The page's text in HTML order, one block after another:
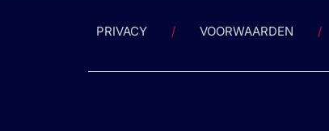
PRIVACY VOORWAARDEN